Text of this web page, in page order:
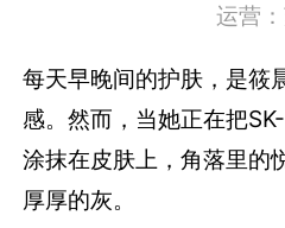
运营
每天早晚间的护肤，是筱
感。然而，当她正在把
涂抹在皮肤上，角落里的
厚厚的灰。